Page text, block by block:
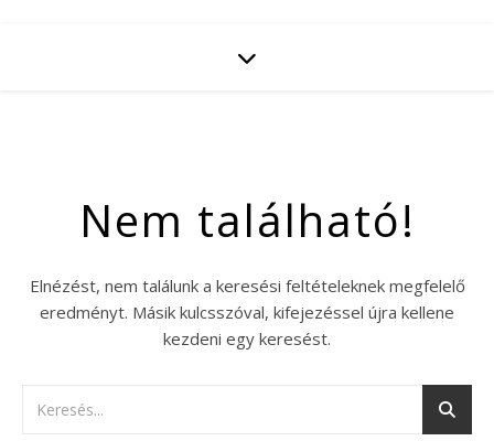
Nem található!
Elnézést, nem találunk a keresési feltételeknek megfelelő
eredményt. Másik kulcsszóval, kifejezéssel újra kellene
kezdeni egy keresést.